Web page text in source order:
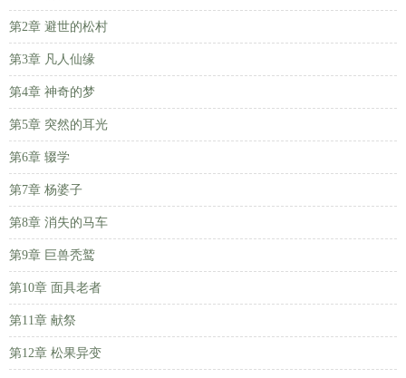
第2章 避世的松村
第3章 凡人仙缘
第4章 神奇的梦
第5章 突然的耳光
第6章 辍学
第7章 杨婆子
第8章 消失的马车
第9章 巨兽秃鹫
第10章 面具老者
第11章 献祭
第12章 松果异变